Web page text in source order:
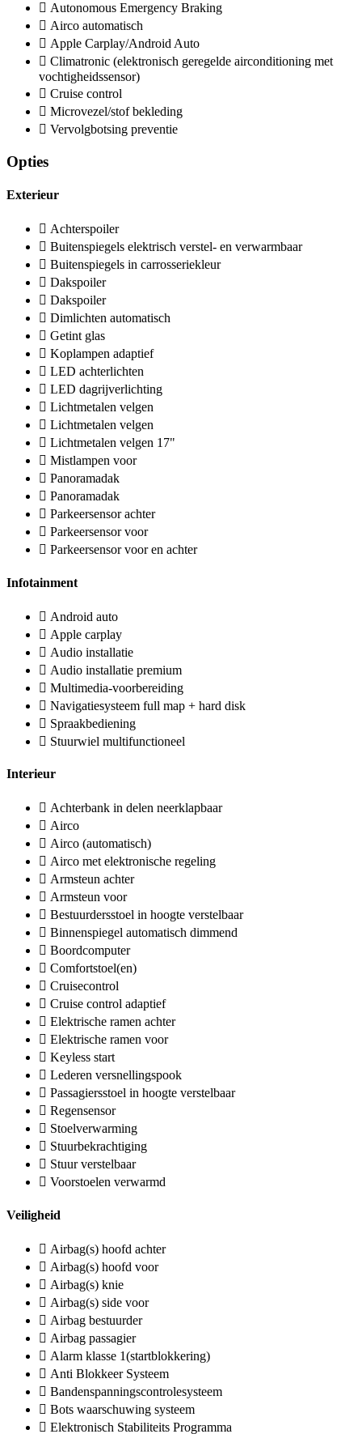
Autonomous Emergency Braking
Airco automatisch
Apple Carplay/Android Auto
Climatronic (elektronisch geregelde airconditioning met
vochtigheidssensor)
Cruise control
Microvezel/stof bekleding
Vervolgbotsing preventie
Opties
Exterieur
Achterspoiler
Buitenspiegels elektrisch verstel- en verwarmbaar
Buitenspiegels in carrosseriekleur
Dakspoiler
Dakspoiler
Dimlichten automatisch
Getint glas
Koplampen adaptief
LED achterlichten
LED dagrijverlichting
Lichtmetalen velgen
Lichtmetalen velgen
Lichtmetalen velgen 17"
Mistlampen voor
Panoramadak
Panoramadak
Parkeersensor achter
Parkeersensor voor
Parkeersensor voor en achter
Infotainment
Android auto
Apple carplay
Audio installatie
Audio installatie premium
Multimedia-voorbereiding
Navigatiesysteem full map + hard disk
Spraakbediening
Stuurwiel multifunctioneel
Interieur
Achterbank in delen neerklapbaar
Airco
Airco (automatisch)
Airco met elektronische regeling
Armsteun achter
Armsteun voor
Bestuurdersstoel in hoogte verstelbaar
Binnenspiegel automatisch dimmend
Boordcomputer
Comfortstoel(en)
Cruisecontrol
Cruise control adaptief
Elektrische ramen achter
Elektrische ramen voor
Keyless start
Lederen versnellingspook
Passagiersstoel in hoogte verstelbaar
Regensensor
Stoelverwarming
Stuurbekrachtiging
Stuur verstelbaar
Voorstoelen verwarmd
Veiligheid
Airbag(s) hoofd achter
Airbag(s) hoofd voor
Airbag(s) knie
Airbag(s) side voor
Airbag bestuurder
Airbag passagier
Alarm klasse 1(startblokkering)
Anti Blokkeer Systeem
Bandenspanningscontrolesysteem
Bots waarschuwing systeem
Elektronisch Stabiliteits Programma